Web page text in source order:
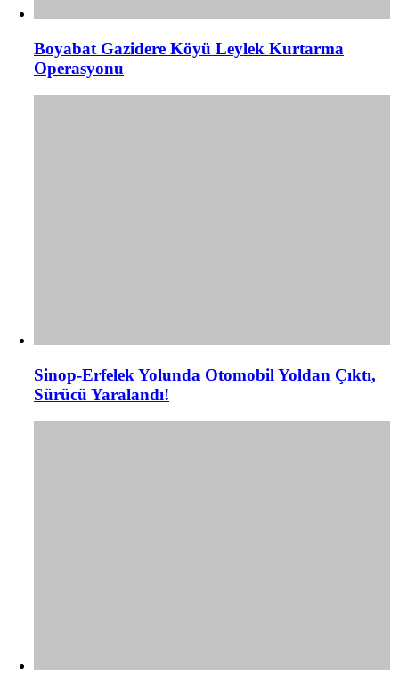
Boyabat Gazidere Köyü Leylek Kurtarma
Operasyonu
Sinop-Erfelek Yolunda Otomobil Yoldan Çıktı,
Sürücü Yaralandı!